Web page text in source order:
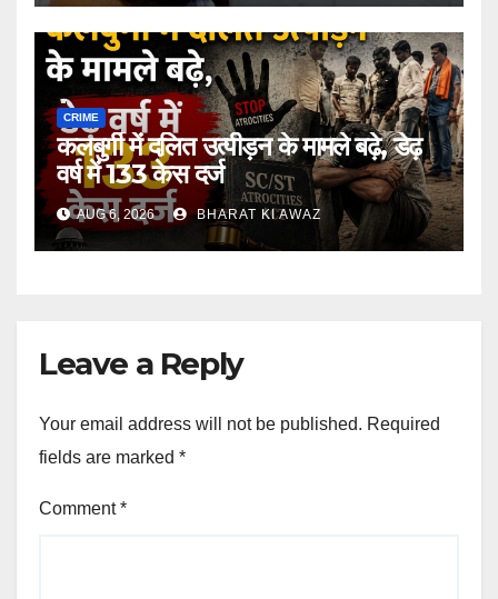
CRIME
कलबुर्गी में दलित उत्पीड़न के मामले बढ़े, डेढ़
वर्ष में 133 केस दर्ज
AUG 6, 2026 BHARAT KI AWAZ
Leave a Reply
Your email address will not be published. Required
fields are marked *
Comment*